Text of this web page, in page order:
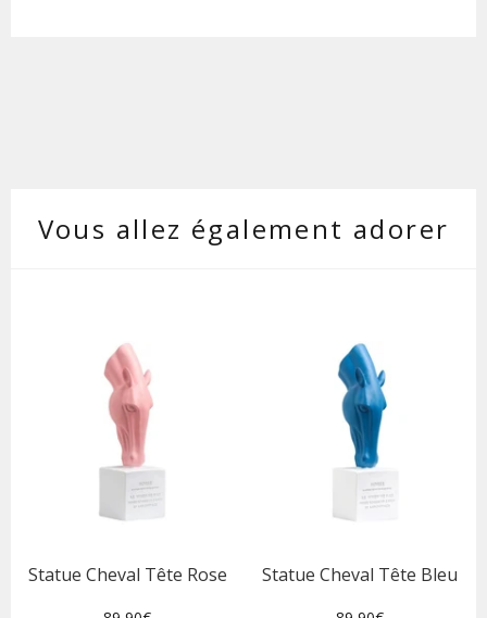
Vous allez également adorer
Statue Cheval Tête Rose Statue Cheval Tête Bleu